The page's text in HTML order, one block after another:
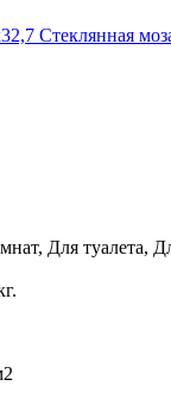
Для туалета,